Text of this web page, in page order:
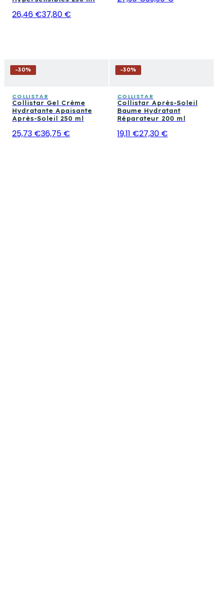
26,46 €37,80 €
-30%
COLLISTAR
Collistar Gel Crème
Hydratante Apaisante
Après-Soleil 250 ml
25,73 €36,75 €
-30%
COLLISTAR
Collistar Après-Soleil
Baume Hydratant
Réparateur 200 ml
19,11 €27,30 €